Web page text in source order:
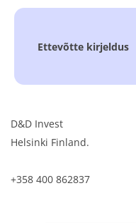
Ettevõtte kirjeldus
D&D Invest
Helsinki Finland.
+358 400 862837